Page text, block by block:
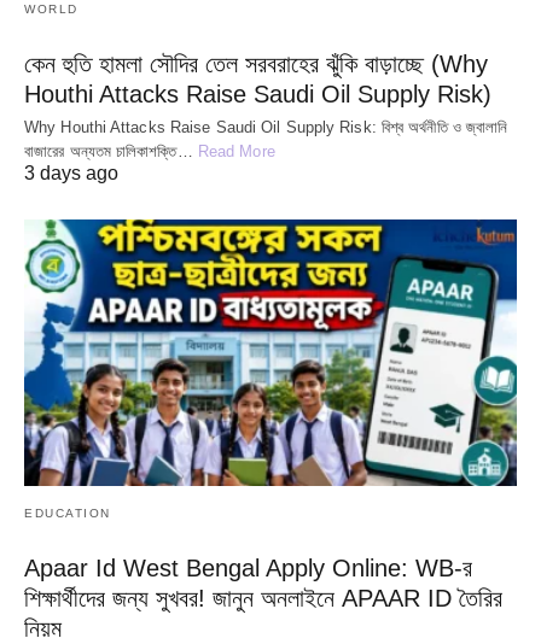
WORLD
কেন হুতি হামলা সৌদির তেল সরবরাহের ঝুঁকি বাড়াচ্ছে (Why
Houthi Attacks Raise Saudi Oil Supply Risk)
Why Houthi Attacks Raise Saudi Oil Supply Risk: বিশ্ব অর্থনীতি ও জ্বালানি
বাজারের অন্যতম চালিকাশক্তি… Read More
3 days ago
EDUCATION
Apaar Id West Bengal Apply Online: WB-র
শিক্ষার্থীদের জন্য সুখবর! জানুন অনলাইনে APAAR ID তৈরির
নিয়ম